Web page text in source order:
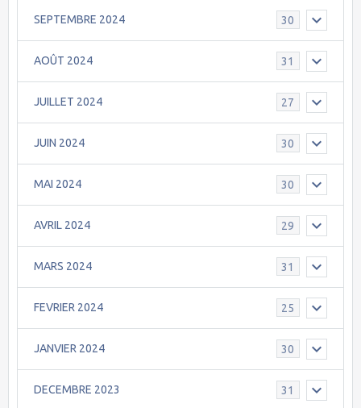
SEPTEMBRE 2024 30
AOÛT 2024 31
JUILLET 2024 27
JUIN 2024 30
MAI 2024 30
AVRIL 2024 29
MARS 2024 31
FEVRIER 2024 25
JANVIER 2024 30
DECEMBRE 2023 31